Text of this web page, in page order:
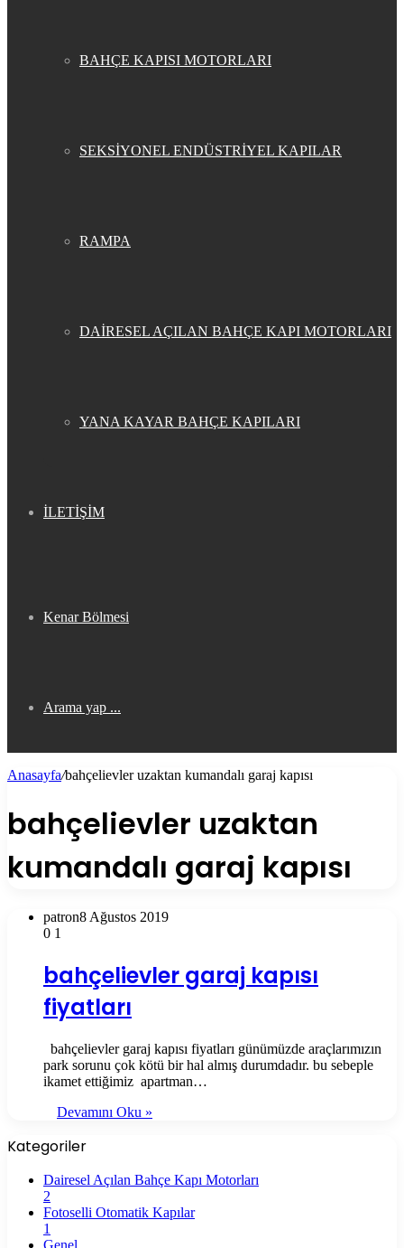
BAHÇE KAPISI MOTORLARI
SEKSİYONEL ENDÜSTRİYEL KAPILAR
RAMPA
DAİRESEL AÇILAN BAHÇE KAPI MOTORLARI
YANA KAYAR BAHÇE KAPILARI
İLETİŞİM
Kenar Bölmesi
Arama yap ...
Anasayfa/bahçelievler uzaktan kumandalı garaj kapısı
bahçelievler uzaktan
kumandalı garaj kapısı
patron8 Ağustos 2019
0 1
bahçelievler garaj kapısı
fiyatları
bahçelievler garaj kapısı fiyatları günümüzde araçlarımızın
park sorunu çok kötü bir hal almış durumdadır. bu sebeple
ikamet ettiğimiz apartman…
Devamını Oku »
Kategoriler
Dairesel Açılan Bahçe Kapı Motorları
2
Fotoselli Otomatik Kapılar
1
Genel